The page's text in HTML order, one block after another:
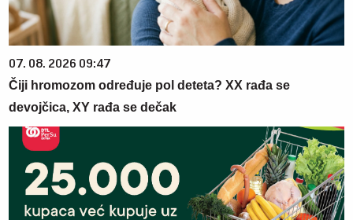
07. 08. 2026 09:47
Čiji hromozom određuje pol deteta? XX rađa se
devojčica, XY rađa se dečak